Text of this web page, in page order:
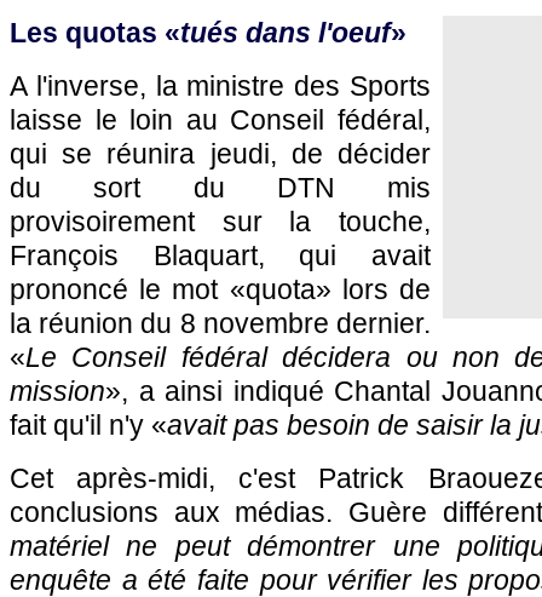
Les quotas «tués dans l'oeuf»
A l'inverse, la ministre des Sports
laisse le loin au Conseil fédéral,
qui se réunira jeudi, de décider
du sort du DTN mis
provisoirement sur la touche,
François Blaquart, qui avait
prononcé le mot «quota» lors de
la réunion du 8 novembre dernier.
«Le Conseil fédéral décidera ou non
mission», a ainsi indiqué Chantal
fait qu'il n'y «avait pas besoin de saisir la
Cet après-midi, c'est Patrick
conclusions aux médias. Guère
matériel ne peut démontrer une
enquête a été faite pour vérifier les